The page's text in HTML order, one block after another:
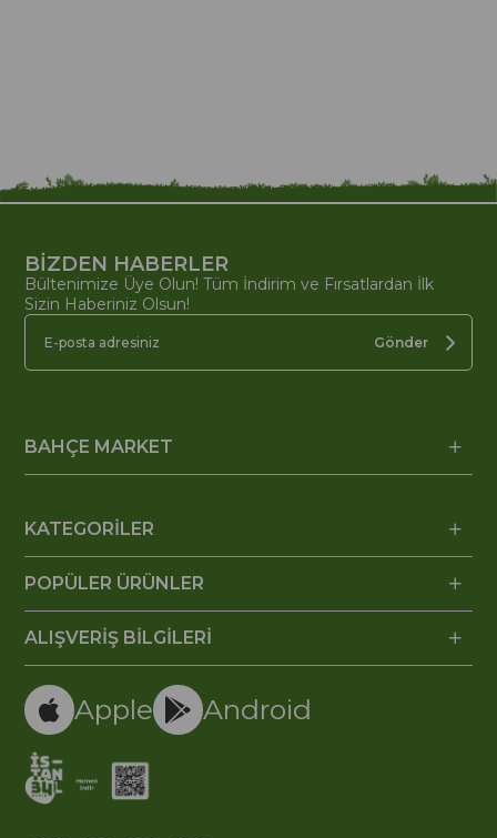
BİZDEN HABERLER
Bültenimize Üye Olun! Tüm İndirim ve Fırsatlardan İlk
Sizin Haberiniz Olsun!
Gönder
BAHÇE MARKET
KATEGORİLER
POPÜLER ÜRÜNLER
ALIŞVERİŞ BİLGİLERİ
Apple Android